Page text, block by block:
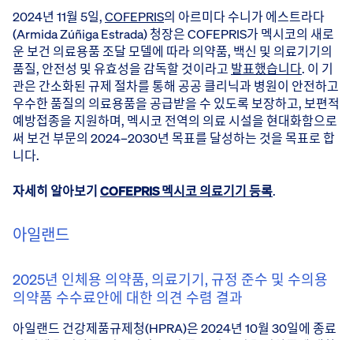
2024년 11월 5일,COFEPRIS의 아르미다 수니가 에스트라다
(Armida Zúñiga Estrada) 청장은 COFEPRIS가 멕시코의 새로
운 보건 의료용품 조달 모델에 따라 의약품, 백신 및 의료기기의
품질, 안전성 및 유효성을 감독할 것이라고 발표했습니다. 이 기
관은 간소화된 규제 절차를 통해 공공 클리닉과 병원이 안전하고
우수한 품질의 의료용품을 공급받을 수 있도록 보장하고, 보편적
예방접종을 지원하며, 멕시코 전역의 의료 시설을 현대화함으로
써 보건 부문의 2024–2030년 목표를 달성하는 것을 목표로 합
니다.
자세히 알아보기COFEPRIS 멕시코 의료기기 등록.
아일랜드
2025년 인체용 의약품, 의료기기, 규정 준수 및 수의용
의약품 수수료안에 대한 의견 수렴 결과
아일랜드 건강제품규제청(HPRA)은 2024년 10월 30일에 종료